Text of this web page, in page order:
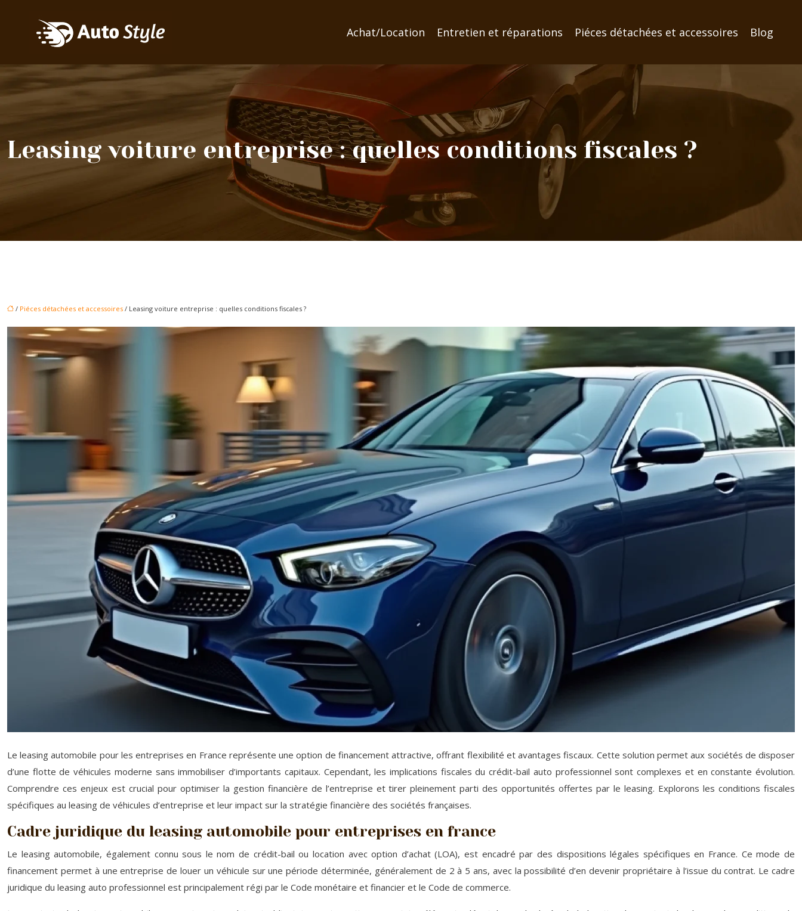
Achat/Location Entretien et réparations Piéces détachées et accessoires Blog
Leasing voiture entreprise : quelles conditions fiscales ?
/ Piéces détachées et accessoires / Leasing voiture entreprise : quelles conditions fiscales ?
Le leasing automobile pour les entreprises en France représente une option de financement attractive, offrant flexibilité et avantages fiscaux. Cette solution permet aux sociétés de disposer
d’une flotte de véhicules moderne sans immobiliser d’importants capitaux. Cependant, les implications fiscales du crédit-bail auto professionnel sont complexes et en constante évolution.
Comprendre ces enjeux est crucial pour optimiser la gestion financière de l’entreprise et tirer pleinement parti des opportunités offertes par le leasing. Explorons les conditions fiscales
spécifiques au leasing de véhicules d’entreprise et leur impact sur la stratégie financière des sociétés françaises.
Cadre juridique du leasing automobile pour entreprises en france
Le leasing automobile, également connu sous le nom de crédit-bail ou location avec option d’achat (LOA), est encadré par des dispositions légales spécifiques en France. Ce mode de
financement permet à une entreprise de louer un véhicule sur une période déterminée, généralement de 2 à 5 ans, avec la possibilité d’en devenir propriétaire à l’issue du contrat. Le cadre
juridique du leasing auto professionnel est principalement régi par le Code monétaire et financier et le Code de commerce.